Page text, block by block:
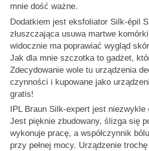
mnie dość ważne.
Dodatkiem jest eksfoliator Silk-épil
złuszczająca usuwa martwe
widocznie ma poprawiać wygląd
Jak dla mnie szczotka to gadżet,
Zdecydowanie wole tu urządzenia
czynności i kupowane jako
gratis!
IPL Braun Silk-expert jest
Jest pięknie zbudowany, ślizga się
wykonuje pracę, a współczynnik
przy pełnej mocy. Urządzenie